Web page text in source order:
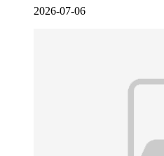
2026-07-06